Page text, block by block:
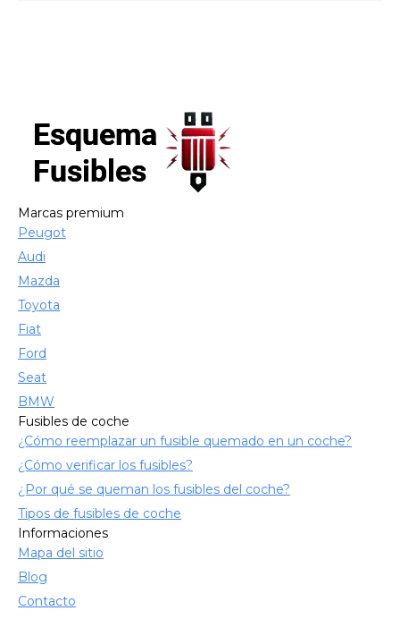
Marcas premium
Peugot
Audi
Mazda
Toyota
Fiat
Ford
Seat
BMW
Fusibles de coche
¿Cómo reemplazar un fusible quemado en un coche?
¿Cómo verificar los fusibles?
¿Por qué se queman los fusibles del coche?
Tipos de fusibles de coche
Informaciones
Mapa del sitio
Blog
Contacto